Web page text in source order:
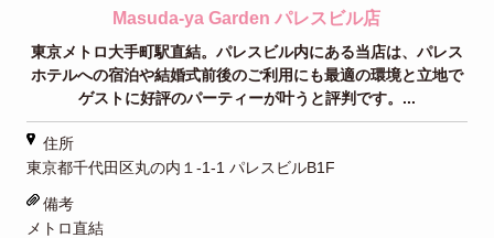
Masuda-ya Garden パレスビル店
東京メトロ大手町駅直結。パレスビル内にある当店は、パレス
ホテルへの宿泊や結婚式前後のご利用にも最適の環境と立地で
ゲストに好評のパーティーが叶うと評判です。...
住所
東京都千代田区丸の内１-1-1 パレスビルB1F
備考
メトロ直結